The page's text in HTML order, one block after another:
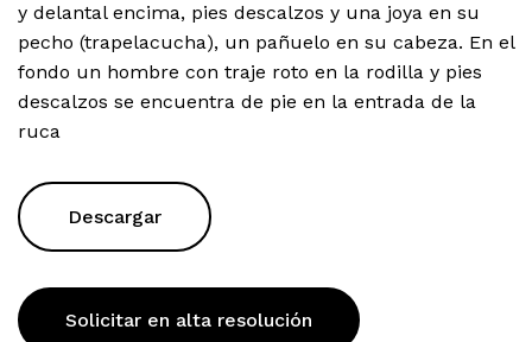
y delantal encima, pies descalzos y una joya en su
pecho (trapelacucha), un pañuelo en su cabeza. En el
fondo un hombre con traje roto en la rodilla y pies
descalzos se encuentra de pie en la entrada de la
ruca
Descargar
Solicitar en alta resolución